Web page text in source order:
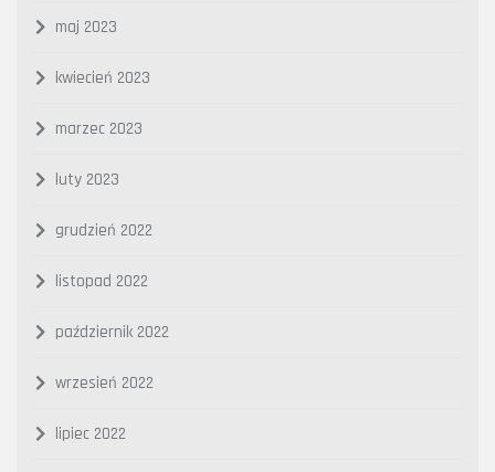
maj 2023
kwiecień 2023
marzec 2023
luty 2023
grudzień 2022
listopad 2022
październik 2022
wrzesień 2022
lipiec 2022